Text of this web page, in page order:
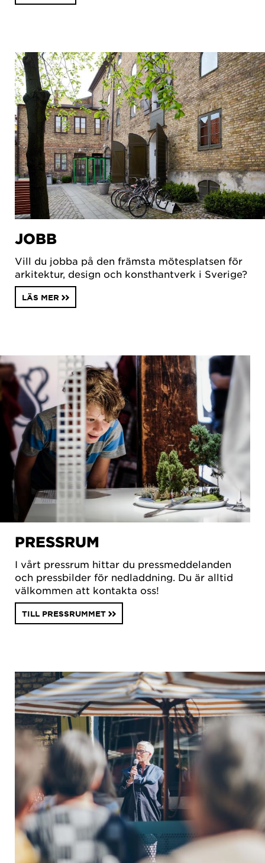
JOBB
Vill du jobba på den främsta mötesplatsen för
arkitektur, design och konsthantverk i Sverige?
LÄS MER
PRESSRUM
I vårt pressrum hittar du pressmeddelanden
och pressbilder för nedladdning. Du är alltid
välkommen att kontakta oss!
TILL PRESSRUMMET